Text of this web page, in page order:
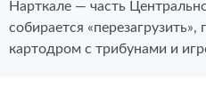
Нарткале — часть
собирается «перезагрузить»,
картодром с трибунами и